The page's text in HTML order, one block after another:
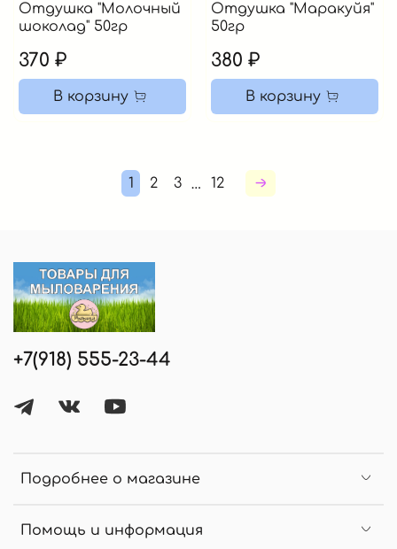
Отдушка "Молочный
шоколад" 50гр
370 ₽
В корзину
Отдушка "Маракуйя"
50гр
380 ₽
В корзину
1 2 3 … 12
Подробнее о магазине
Помощь и информация
+7(918) 555-23-44